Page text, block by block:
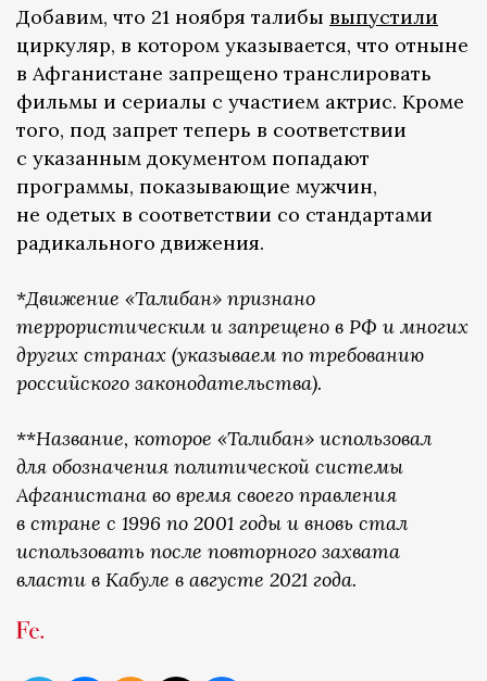
Добавим, что 21 ноября талибы выпустили
циркуляр, в котором указывается, что отныне
в Афганистане запрещено транслировать
фильмы и сериалы с участием актрис. Кроме
того, под запрет теперь в соответствии
с указанным документом попадают
программы, показывающие мужчин,
не одетых в соответствии со стандартами
радикального движения.
*Движение «Талибан» признано
террористическим и запрещено в РФ и многих
других странах (указываем по требованию
российского законодательства).
**Название, которое «Талибан» использовал
для обозначения политической системы
Афганистана во время своего правления
в стране с 1996 по 2001 годы и вновь стал
использовать после повторного захвата
власти в Кабуле в августе 2021 года.